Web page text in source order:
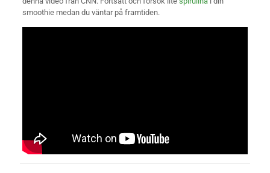
smoothie medan du väntar på framtiden.